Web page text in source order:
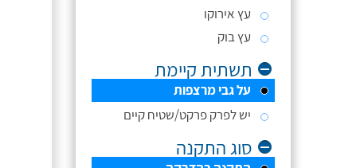
עץ אירוקו
עץ בוק
תשתית קיימת
על גבי מרצפות
יש לפרק פרקט/שטיח קיים
סוג התקנה